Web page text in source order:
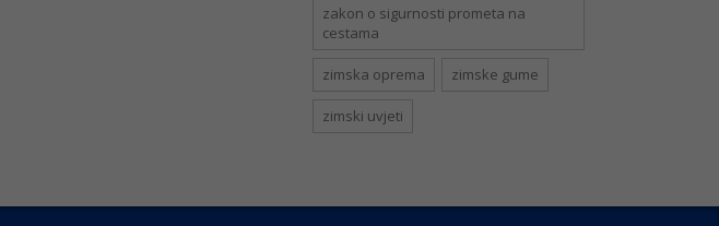
zakon o sigurnosti prometa na
cestama
zimska oprema zimske gume
zimski uvjeti